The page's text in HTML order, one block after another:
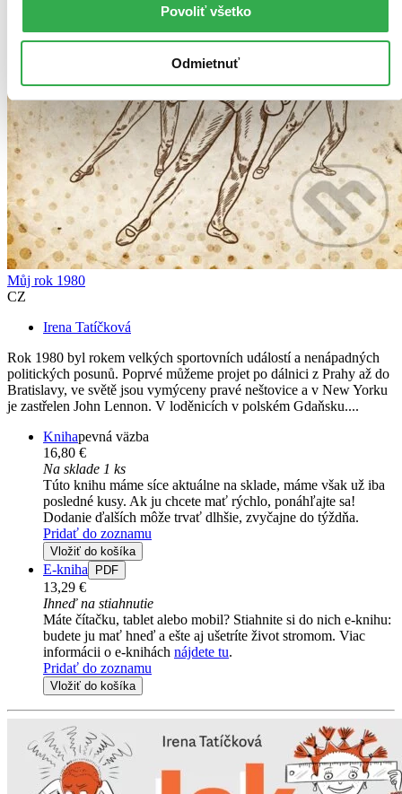
Povoliť všetko
Odmietnuť
Můj rok 1980
CZ
Irena Tatíčková
Rok 1980 byl rokem velkých sportovních událostí a nenápadných
politických posunů. Poprvé můžeme projet po dálnici z Prahy až do
Bratislavy, ve světě jsou vymýceny pravé neštovice a v New Yorku
je zastřelen John Lennon. V loděnicích v polském Gdaňsku....
Knihapevná väzba
16,80 €
Na sklade 1 ks
Túto knihu máme síce aktuálne na sklade, máme však už iba
posledné kusy. Ak ju chcete mať rýchlo, ponáhľajte sa!
Dodanie ďalších môže trvať dlhšie, zvyčajne do týždňa.
Pridať do zoznamu
Vložiť do košíka
E-kniha PDF
13,29 €
Ihneď na stiahnutie
Máte čítačku, tablet alebo mobil? Stiahnite si do nich e-knihu:
budete ju mať hneď a ešte aj ušetríte život stromom. Viac
informácii o e-knihách nájdete tu.
Pridať do zoznamu
Vložiť do košíka